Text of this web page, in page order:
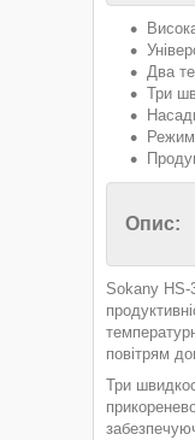
Два
Три
Режим
Опис:
Sokany HS-
повітрям
Три